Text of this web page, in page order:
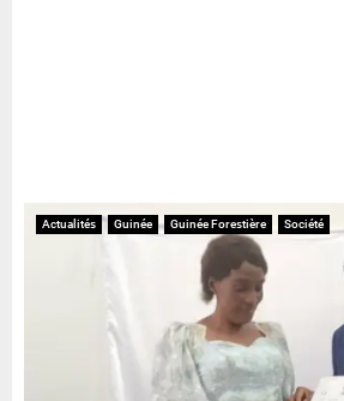
Actualités Guinée Guinée Forestière Société